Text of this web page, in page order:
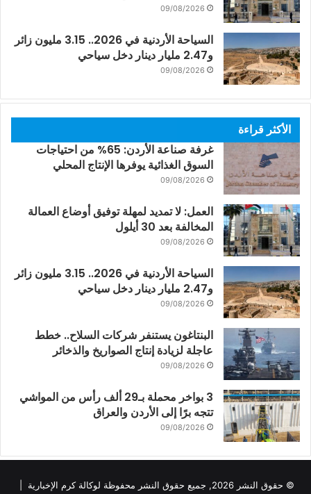
09/08/2026
السياحة الأردنية في 2026.. 3.15 مليون زائر
و2.47 مليار دينار دخل سياحي
09/08/2026
الأكثر قراءة
غرفة صناعة الأردن: 65% من احتياجات
السوق الغذائية يوفرها الإنتاج المحلي
09/08/2026
العمل: لا تمديد لمهلة توفيق أوضاع العمالة
المخالفة بعد 30 أيلول
09/08/2026
السياحة الأردنية في 2026.. 3.15 مليون زائر
و2.47 مليار دينار دخل سياحي
09/08/2026
البنتاغون يستنفر شركات السلاح.. خطط
عاجلة لزيادة إنتاج الصواريخ والذخائر
09/08/2026
3 بواخر محملة بـ29 ألف رأس من المواشي
تتجه برًا إلى الأردن والعراق
09/08/2026
© حقوق النشر 2026, جميع حقوق النشر محفوظة لوكالة كرم الإخبارية |